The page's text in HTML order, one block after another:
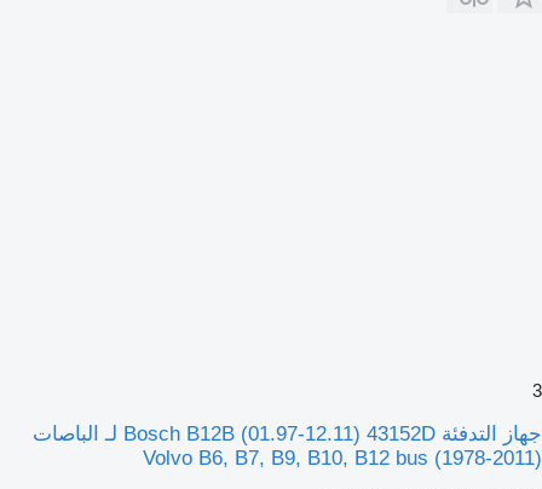
3
جهاز التدفئة Bosch B12B (01.97-12.11) 43152D لـ الباصات
Volvo B6, B7, B9, B10, B12 bus (1978-2011)